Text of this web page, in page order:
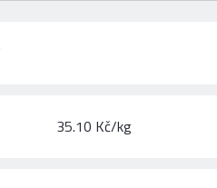
35.10 Kč/kg